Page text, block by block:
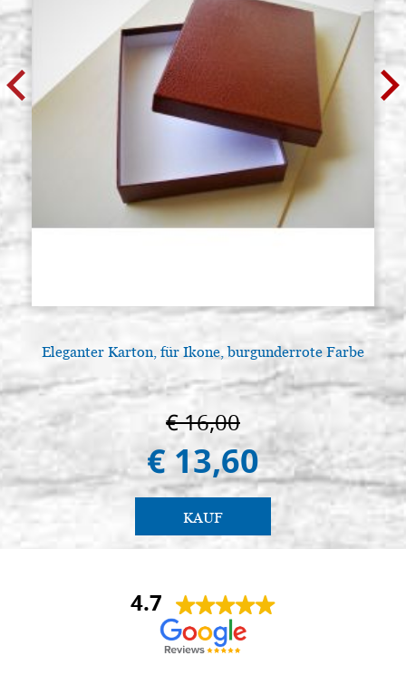
Eleganter Karton, für Ikone, burgunderrote Farbe
€ 16,00
€ 13,60
KAUF
4.7